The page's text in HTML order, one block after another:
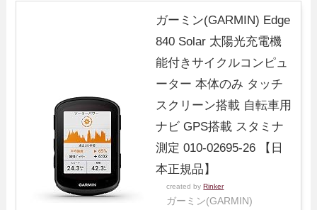
ガーミン(GARMIN) Edge
840 Solar 太陽光充電機
能付きサイクルコンピュ
ーター 本体のみ タッチ
スクリーン搭載 自転車用
ナビ GPS搭載 スタミナ
測定 010-02695-26 【日
本正規品】
created byRinker
ガーミン(GARMIN)